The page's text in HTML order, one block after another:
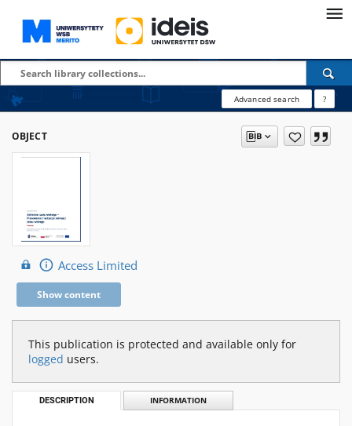
Advanced search ?
OBJECT
Access Limited
Show content
This publication is protected and available only for
logged users.
DESCRIPTION INFORMATION